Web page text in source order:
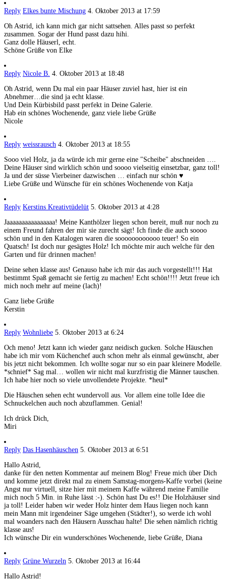
Reply Elkes bunte Mischung 4. Oktober 2013 at 17:59
Oh Astrid, ich kann mich gar nicht sattsehen. Alles passt so perfekt
zusammen. Sogar der Hund passt dazu hihi.
Ganz dolle Häuserl, echt.
Schöne Grüße von Elke
Reply Nicole B. 4. Oktober 2013 at 18:48
Oh Astrid, wenn Du mal ein paar Häuser zuviel hast, hier ist ein
Abnehmer…die sind ja echt klasse.
Und Dein Kürbisbild passt perfekt in Deine Galerie.
Hab ein schönes Wochenende, ganz viele liebe Grüße
Nicole
Reply weissrausch 4. Oktober 2013 at 18:55
Sooo viel Holz, ja da würde ich mir gerne eine "Scheibe" abschneiden ….
Deine Häuser sind wirklich schön und soooo vielseitig einsetzbar, ganz toll!
Ja und der süsse Vierbeiner dazwischen … einfach nur schön ♥
Liebe Grüße und Wünsche für ein schönes Wochenende von Katja
Reply Kerstins Kreativtüdelüt 5. Oktober 2013 at 4:28
Jaaaaaaaaaaaaaaaa! Meine Kanthölzer liegen schon bereit, muß nur noch zu
einem Freund fahren der mir sie zurecht sägt! Ich finde die auch soooo
schön und in den Katalogen waren die soooooooooooo teuer! So ein
Quatsch! Ist doch nur gesägtes Holz! Ich möchte mir auch welche für den
Garten und für drinnen machen!
Deine sehen klasse aus! Genauso habe ich mir das auch vorgestellt!!! Hat
bestimmt Spaß gemacht sie fertig zu machen! Echt schön!!!! Jetzt freue ich
mich noch mehr auf meine (lach)!
Ganz liebe Grüße
Kerstin
Reply Wohnliebe 5. Oktober 2013 at 6:24
Och meno! Jetzt kann ich wieder ganz neidisch gucken. Solche Häuschen
habe ich mir vom Küchenchef auch schon mehr als einmal gewünscht, aber
bis jetzt nicht bekommen. Ich wollte sogar nur so ein paar kleinere Modelle.
*schnief* Sag mal… wollen wir nicht mal kurzfristig die Männer tauschen.
Ich habe hier noch so viele unvollendete Projekte. *heul*
Die Häuschen sehen echt wundervoll aus. Vor allem eine tolle Idee die
Schnuckelchen auch noch abzuflammen. Genial!
Ich drück Dich,
Miri
Reply Das Hasenhäuschen 5. Oktober 2013 at 6:51
Hallo Astrid,
danke für den netten Kommentar auf meinem Blog! Freue mich über Dich
und komme jetzt direkt mal zu einem Samstag-morgens-Kaffe vorbei (keine
Angst nur virtuell, sitze hier mit meinem Kaffe während meine Familie
mich noch 5 Min. in Ruhe lässt :-). Schön hast Du es!! Die Holzhäuser sind
ja toll! Leider haben wir weder Holz hinter dem Haus liegen noch kann
mein Mann mit irgendeiner Säge umgehen (Städter!), so werde ich wohl
mal woanders nach den Häusern Ausschau halte! Die sehen nämlich richtig
klasse aus!
Ich wünsche Dir ein wunderschönes Wochenende, liebe Grüße, Diana
Reply Grüne Wurzeln 5. Oktober 2013 at 16:44
Hallo Astrid!